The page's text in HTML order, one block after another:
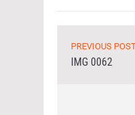
PREVIOUS
IMG 0062